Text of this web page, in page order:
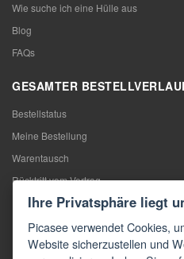
Wie suche ich eine Hülle aus
Blog
FAQs
GESAMTER
Bestellstatus
Meine Bestellung
Warentausch
Rücktritt vom Vertrag
Reklamation
KONTAKTE
Ihre Privatsphäre liegt
Picasee verwendet Cookies,
Website sicherzustellen und